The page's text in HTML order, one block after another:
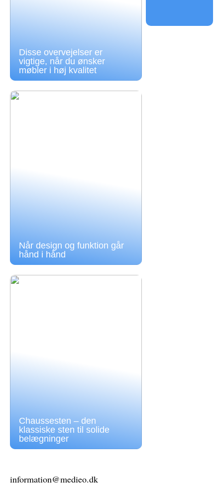
Disse overvejelser er
vigtige, når du ønsker
møbler i høj kvalitet
Når design og funktion går
hånd i hånd
Chaussesten – den
klassiske sten til solide
belægninger
information@medieo.dk